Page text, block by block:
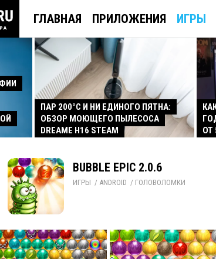
ГЛАВНАЯ ПРИЛОЖЕНИЯ ИГРЫ
ПАР 200°C И НИ ЕДИНОГО ПЯТНА:
ОБЗОР МОЮЩЕГО ПЫЛЕСОСА
DREAME H16 STEAM
ОТ
BUBBLE EPIC 2.0.6
ИГРЫ / ANDROID / ГОЛОВОЛОМКИ